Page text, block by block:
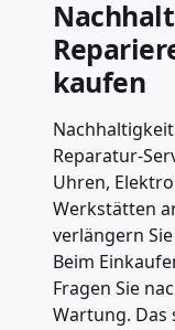
kaufen
Reparatur-
Uhren,
Werkstätten
verlängern
Beim
Fragen Sie
Wartung. Das